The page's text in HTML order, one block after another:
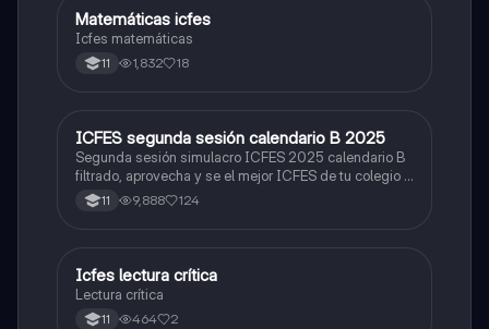
ICFES: Matemáticas
Matemáticas icfes
Icfes matemáticas
11 1,832 18
ICFES: Lectura Crítica
ICFES segunda sesión calendario B 2025
Segunda sesión simulacro ICFES 2025 calendario B
filtrado, aprovecha y se el mejor ICFES de tu colegio y
poder ingresar a universidad, y estudiar aquella
carrera con la que tanto sueñas.
11 9,888 124
Lengua Castellana
Icfes lectura crítica
Lectura crítica
11 464 2